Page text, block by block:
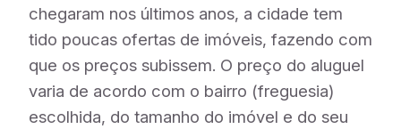
chegaram nos últimos anos, a cidade tem
tido poucas ofertas de imóveis, fazendo com
que os preços subissem. O preço do aluguel
varia de acordo com o bairro (freguesia)
escolhida, do tamanho do imóvel e do seu